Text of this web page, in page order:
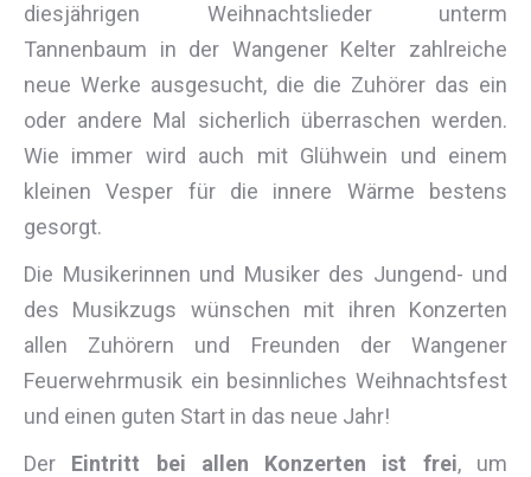
diesjährigen Weihnachtslieder unterm
Tannenbaum in der Wangener Kelter zahlreiche
neue Werke ausgesucht, die die Zuhörer das ein
oder andere Mal sicherlich überraschen werden.
Wie immer wird auch mit Glühwein und einem
kleinen Vesper für die innere Wärme bestens
gesorgt.
Die Musikerinnen und Musiker des Jungend- und
des Musikzugs wünschen mit ihren Konzerten
allen Zuhörern und Freunden der Wangener
Feuerwehrmusik ein besinnliches Weihnachtsfest
und einen guten Start in das neue Jahr!
Der Eintritt bei allen Konzerten ist frei, um